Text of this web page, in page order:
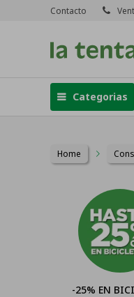
Categorias
Contacto
Home
-25% EN